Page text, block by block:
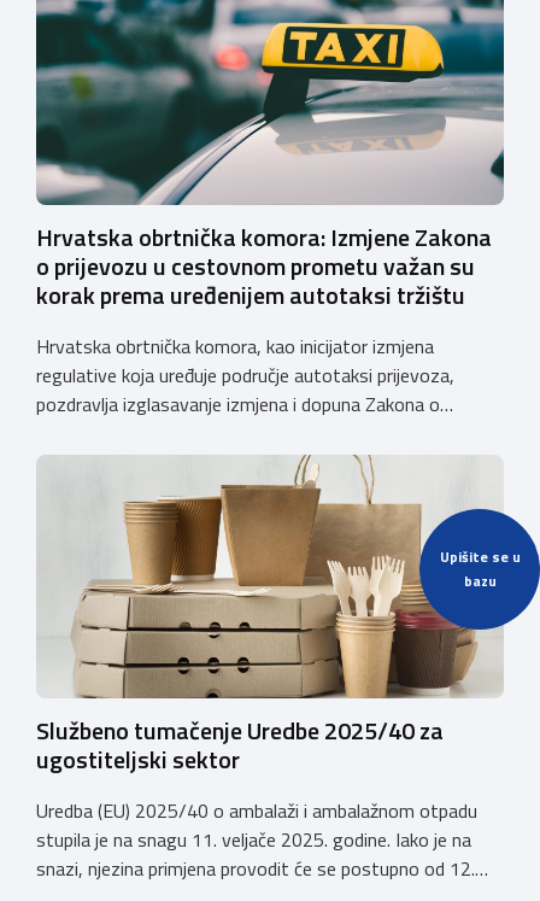
Upišite se u
bazu
Hrvatska obrtnička komora: Izmjene Zakona
o prijevozu u cestovnom prometu važan su
korak prema uređenijem autotaksi tržištu
Hrvatska obrtnička komora, kao inicijator izmjena
regulative koja uređuje područje autotaksi prijevoza,
pozdravlja izglasavanje izmjena i dopuna Zakona o
Komora upozorava na sve manjkavosti koje je donijela
potpuna liberalizacija taksi tržišta tako da ove izmjene
predstavljaju važan iskorak prema uređenijem tržištu,
sigurnijem prijevozu putnika i stvaranju pravednijih uvjeta
Službeno tumačenje Uredbe 2025/40 za
ugostiteljski sektor
Uredba (EU) 2025/40 o ambalaži i ambalažnom otpadu
stupila je na snagu 11. veljače 2025. godine. Iako je na
snazi, njezina primjena provodit će se postupno od 12.